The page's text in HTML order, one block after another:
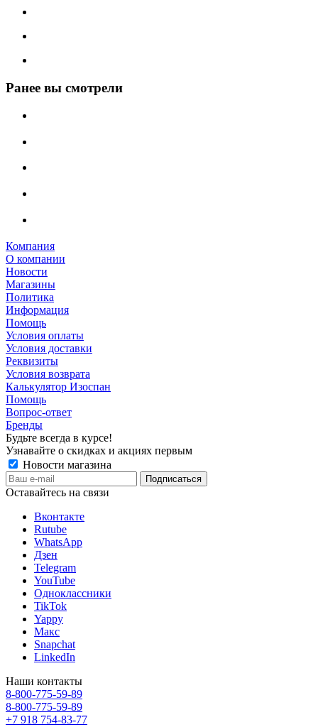
Ранее вы смотрели
Компания
О компании
Новости
Магазины
Политика
Информация
Помощь
Условия оплаты
Условия доставки
Реквизиты
Условия возврата
Калькулятор Изоспан
Помощь
Вопрос-ответ
Бренды
Будьте всегда в курсе!
Узнавайте о скидках и акциях первым
Новости магазина
Оставайтесь на связи
Вконтакте
Rutube
WhatsApp
Дзен
Telegram
YouTube
Одноклассники
TikTok
Yappy
Макс
Snapchat
LinkedIn
Наши контакты
8-800-775-59-89
8-800-775-59-89
+7 918 754-83-77